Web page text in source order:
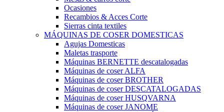
Ocasiones
Recambios & Acces Corte
Sierras cinta textiles
MÁQUINAS DE COSER DOMESTICAS
Agujas Domesticas
Maletas trasporte
Máquinas BERNETTE descatalogadas
Máquinas de coser ALFA
Máquinas de coser BROTHER
Máquinas de coser DESCATALOGADAS
Máquinas de coser HUSQVARNA
Máquinas de coser JANOME